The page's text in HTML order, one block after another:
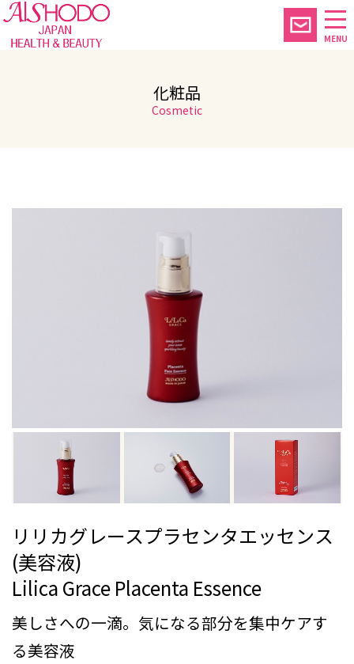
MENU
化粧品
Cosmetic
リリカグレースプラセンタエッセンス
(美容液)
Lilica Grace Placenta Essence
美しさへの一滴。気になる部分を集中ケアす
る美容液